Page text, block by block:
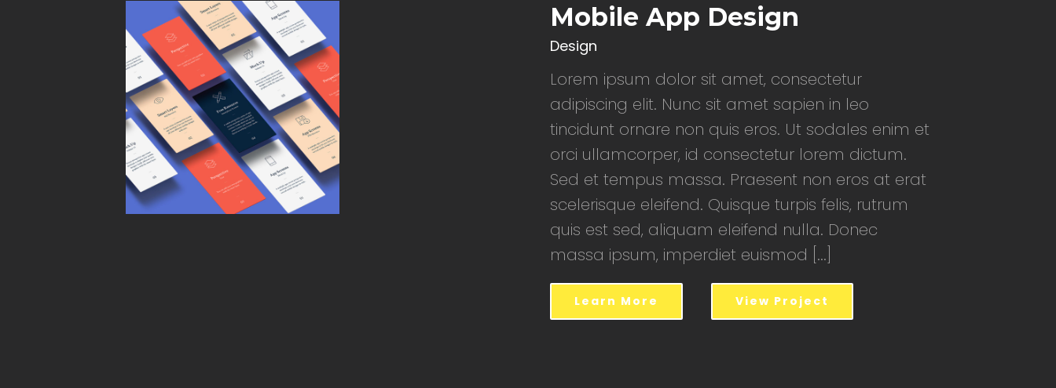
Mobile App Design
Design
Lorem ipsum dolor sit amet, consectetur
adipiscing elit. Nunc sit amet sapien in leo
tincidunt ornare non quis eros. Ut sodales enim et
orci ullamcorper, id consectetur lorem dictum.
Sed et tempus massa. Praesent non eros at erat
scelerisque eleifend. Quisque turpis felis, rutrum
quis est sed, aliquam eleifend nulla. Donec
massa ipsum, imperdiet euismod [...]
Learn More View Project